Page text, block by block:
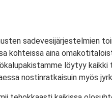
sadevesijärjestelmien
kohteissa aina
löytyy
nostinratkaisuin myös